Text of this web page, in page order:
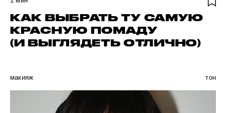
КАК ВЫБРАТЬ ТУ САМУЮ
КРАСНУЮ ПОМАДУ
(И ВЫГЛЯДЕТЬ ОТЛИЧНО)
макияж тон